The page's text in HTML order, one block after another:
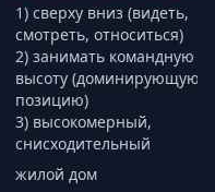
1) сверху вниз (видеть,
смотреть, относиться)
2) занимать командную
высоту (доминирующую
позицию)
3) высокомерный,
снисходительный
жилой дом